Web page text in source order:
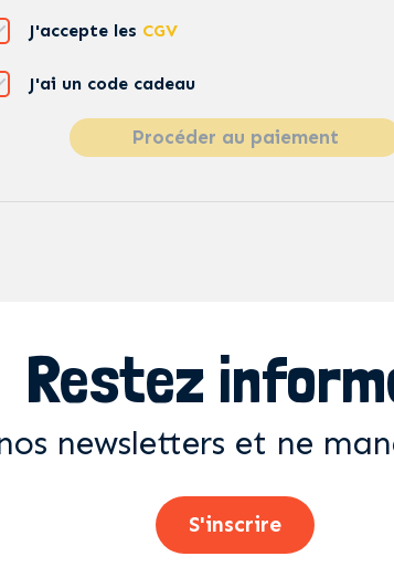
J'accepte les CGV
J'ai un code cadeau
Procéder au paiement
Restez
newsletters et ne
S'inscrire